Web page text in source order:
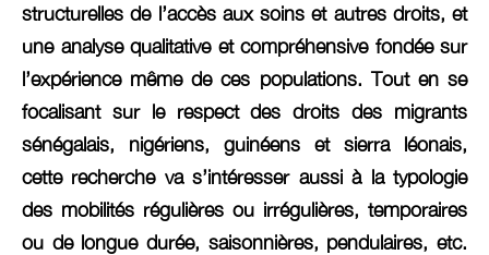
structurelles de l’accès aux soins et autres droits, et
une analyse qualitative et compréhensive fondée sur
l’expérience même de ces populations. Tout en se
focalisant sur le respect des droits des migrants
sénégalais, nigériens, guinéens et sierra léonais,
cette recherche va s’intéresser aussi à la typologie
des mobilités régulières ou irrégulières, temporaires
ou de longue durée, saisonnières, pendulaires, etc.